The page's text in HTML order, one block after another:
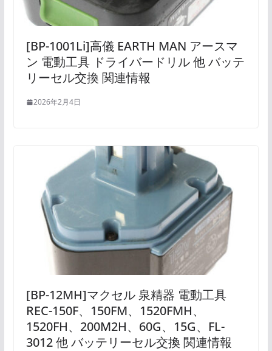
[BP-1001Li]高儀 EARTH MAN アースマ
ン 電動工具 ドライバードリル 他 バッテ
リーセル交換 関連情報
2026年2月4日
[BP-12MH]マクセル 泉精器 電動工具
REC-150F、150FM、1520FMH、
1520FH、200M2H、60G、15G、FL-
3012 他 バッテリーセル交換 関連情報